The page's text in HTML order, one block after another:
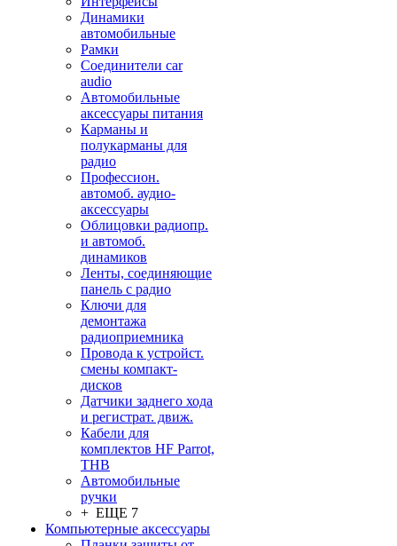
Динамики
автомобильные
Рамки
Соединители car
audio
Автомобильные
аксессуары питания
Карманы и
полукарманы для
радио
Профессион.
автомоб. аудио-
аксессуары
Облицовки радиопр.
и автомоб.
динамиков
Ленты, соединяющие
панель с радио
Ключи для
демонтажа
радиоприемника
Провода к устройст.
смены компакт-
дисков
Датчики заднего хода
и регистрат. движ.
Кабели для
комплектов HF Parrot,
THB
Автомобильные
ручки
+ ЕЩЕ 7
Компьютерные аксессуары